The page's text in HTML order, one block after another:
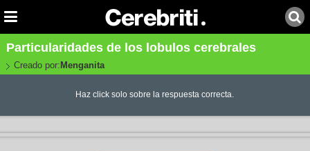
Particularidades de los lobulos cerebrales
Creado por: Menganita
Haz click solo sobre la respuesta correcta.